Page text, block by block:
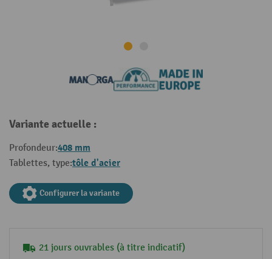
Variante actuelle :
Profondeur:408 mm
Tablettes, type:tôle d'acier
Configurer la variante
21 jours ouvrables (à titre indicatif)